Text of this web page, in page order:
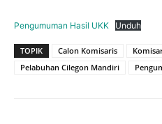
Pengumuman Hasil UKK Unduh
TOPIK Calon Komisaris
Pelabuhan Cilegon Mandiri